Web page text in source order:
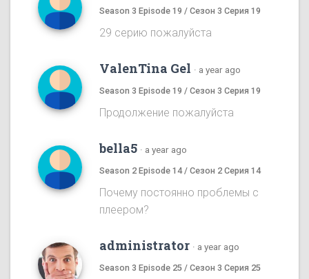
Season 3 Episode 19 / Сезон 3 Серия 19
29 серию пожалуйста
ValenTina Gel · a year ago
Season 3 Episode 19 / Сезон 3 Серия 19
Продолжение пожалуйста
bella5 · a year ago
Season 2 Episode 14 / Сезон 2 Серия 14
Почему постоянно проблемы с
плеером?
administrator · a year ago
Season 3 Episode 25 / Сезон 3 Серия 25